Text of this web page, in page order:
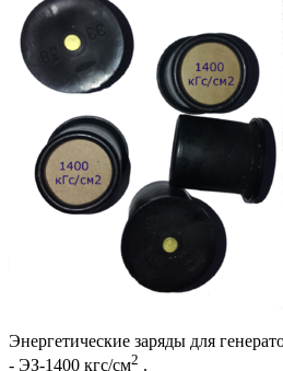
Энергетические заряды для
- ЭЗ-1400 кгс/см2 .